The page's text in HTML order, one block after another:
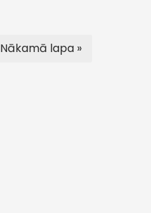
Nākamā lapa »